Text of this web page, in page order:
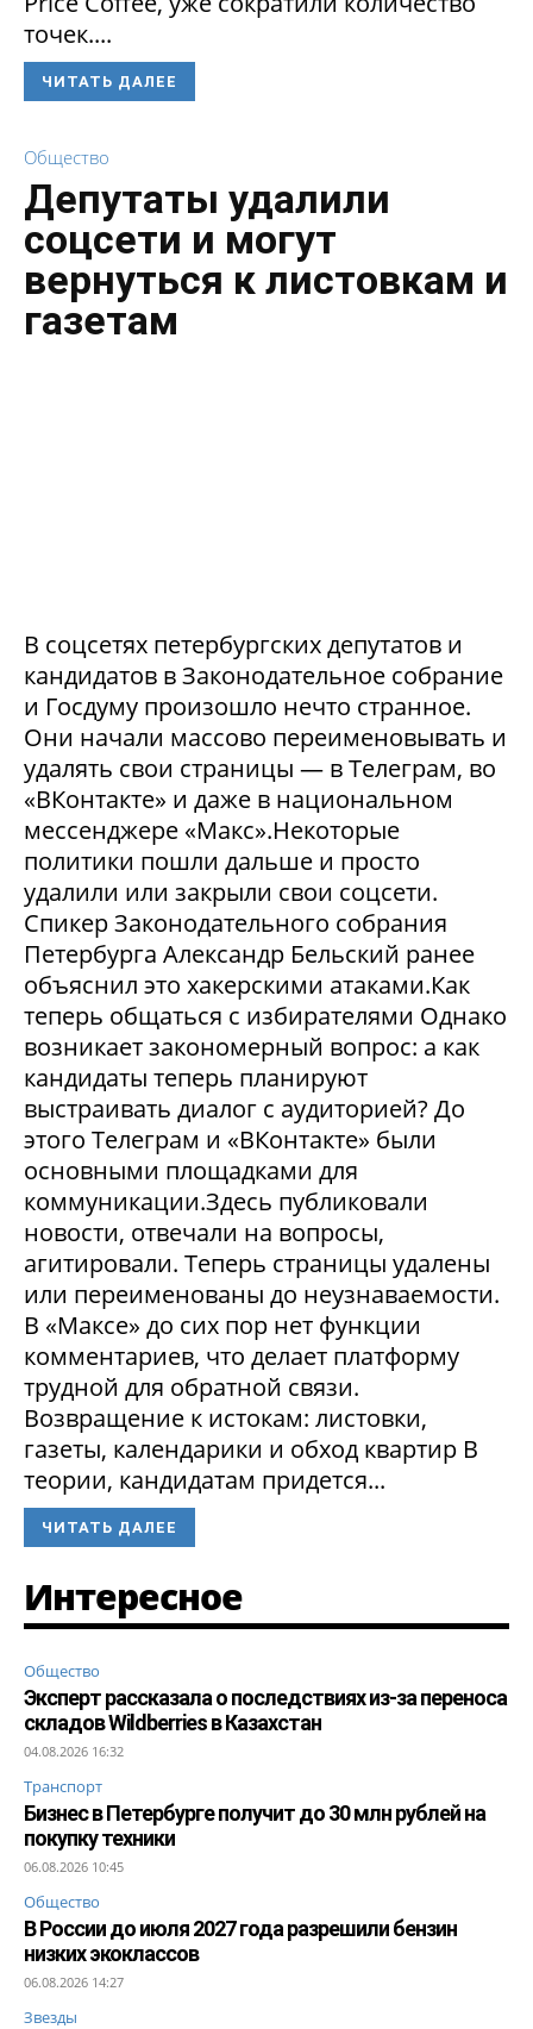
точек....
ЧИТАТЬ ДАЛЕЕ
Общество
Депутаты удалили
соцсети и могут
вернуться к листовкам и
газетам
В соцсетях петербургских депутатов и
кандидатов в Законодательное собрание
и Госдуму произошло нечто странное.
Они начали массово переименовывать и
удалять свои страницы — в Телеграм, во
«ВКонтакте» и даже в национальном
мессенджере «Макс».Некоторые
политики пошли дальше и просто
удалили или закрыли свои соцсети.
Спикер Законодательного собрания
Петербурга Александр Бельский ранее
объяснил это хакерскими атаками.Как
теперь общаться с избирателями Однако
возникает закономерный вопрос: а как
кандидаты теперь планируют
выстраивать диалог с аудиторией? До
этого Телеграм и «ВКонтакте» были
основными площадками для
коммуникации.Здесь публиковали
новости, отвечали на вопросы,
агитировали. Теперь страницы удалены
или переименованы до неузнаваемости.
В «Максе» до сих пор нет функции
комментариев, что делает платформу
трудной для обратной связи.
Возвращение к истокам: листовки,
газеты, календарики и обход квартир В
теории, кандидатам придется...
ЧИТАТЬ ДАЛЕЕ
Интересное
Общество
Эксперт рассказала о последствиях из-за переноса
складов Wildberries в Казахстан
04.08.2026 16:32
Транспорт
Бизнес в Петербурге получит до 30 млн рублей на
покупку техники
06.08.2026 10:45
Общество
В России до июля 2027 года разрешили бензин
низких экоклассов
06.08.2026 14:27
Звезды